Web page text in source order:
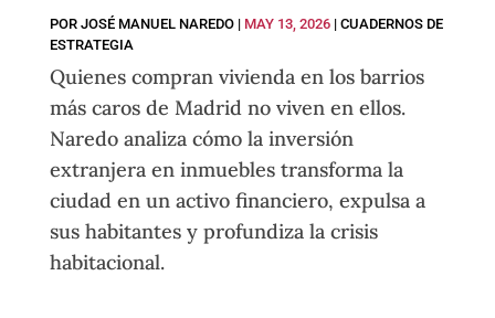
POR JOSÉ MANUEL NAREDO| MAY 13, 2026| CUADERNOS DE
ESTRATEGIA
Quienes compran vivienda en los barrios
más caros de Madrid no viven en ellos.
Naredo analiza cómo la inversión
extranjera en inmuebles transforma la
ciudad en un activo financiero, expulsa a
sus habitantes y profundiza la crisis
habitacional.